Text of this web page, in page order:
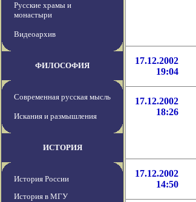
Русские храмы и
монастыри
Видеоархив
ФИЛОСОФИЯ
Современная русская мысль
Искания и размышления
ИСТОРИЯ
История России
История в МГУ
17.12.2002
19:04
17.12.2002
18:26
17.12.2002
14:50